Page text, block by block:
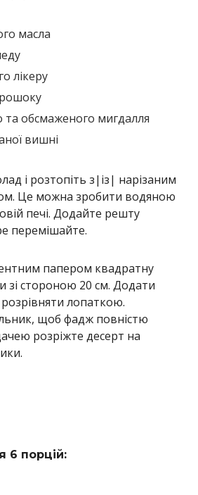
масла
лікеру
та обсмаженого мигдалля
вишні
і розтопіть з|із| нарізаним
Це можна зробити водяною
печі. Додайте решту
перемішайте.
папером квадратну
зі стороною 20 см. Додати
лопаткою.
щоб фадж повністю
розріжте десерт на
6 порцій: